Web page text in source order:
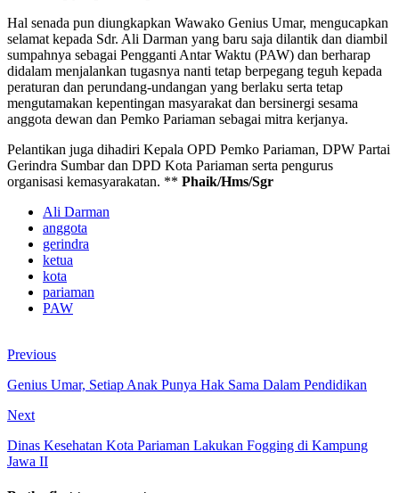
Hal senada pun diungkapkan Wawako Genius Umar, mengucapkan
selamat kepada Sdr. Ali Darman yang baru saja dilantik dan diambil
sumpahnya sebagai Pengganti Antar Waktu (PAW) dan berharap
didalam menjalankan tugasnya nanti tetap berpegang teguh kepada
peraturan dan perundang-undangan yang berlaku serta tetap
mengutamakan kepentingan masyarakat dan bersinergi sesama
anggota dewan dan Pemko Pariaman sebagai mitra kerjanya.
Pelantikan juga dihadiri Kepala OPD Pemko Pariaman, DPW Partai
Gerindra Sumbar dan DPD Kota Pariaman serta pengurus
organisasi kemasyarakatan. ** Phaik/Hms/Sgr
Ali Darman
anggota
gerindra
ketua
kota
pariaman
PAW
Previous
Genius Umar, Setiap Anak Punya Hak Sama Dalam Pendidikan
Next
Dinas Kesehatan Kota Pariaman Lakukan Fogging di Kampung
Jawa II